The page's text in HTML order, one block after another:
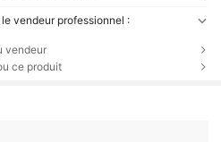
vendeur professionnel :
vendeur
ce produit